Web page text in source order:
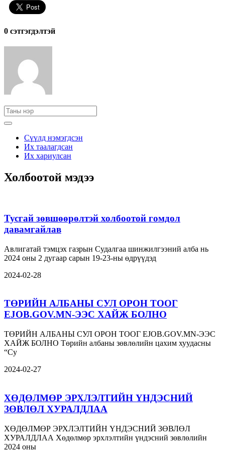
0 cэтгэгдэлтэй
Сүүлд нэмэгдсэн
Их таалагдсан
Их хариулсан
Холбоотой мэдээ
Тусгай зөвшөөрөлтэй холбоотой гомдол
давамгайлав
Авлигатай тэмцэх газрын Судалгаа шинжилгээний алба нь
2024 оны 2 дугаар сарын 19-23-ны өдрүүдэд
2024-02-28
ТӨРИЙН АЛБАНЫ СУЛ ОРОН ТООГ
EJOB.GOV.MN-ЭЭС ХАЙЖ БОЛНО
ТӨРИЙН АЛБАНЫ СУЛ ОРОН ТООГ EJOB.GOV.MN-ЭЭС
ХАЙЖ БОЛНО Төрийн албаны зөвлөлийн цахим хуудасны
“Су
2024-02-27
ХӨДӨЛМӨР ЭРХЛЭЛТИЙН ҮНДЭСНИЙ
ЗӨВЛӨЛ ХУРАЛДЛАА
ХӨДӨЛМӨР ЭРХЛЭЛТИЙН ҮНДЭСНИЙ ЗӨВЛӨЛ
ХУРАЛДЛАА Хөдөлмөр эрхлэлтийн үндэсний зөвлөлийн
2024 оны